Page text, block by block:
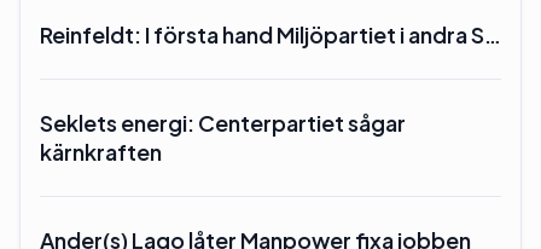
Reinfeldt: I första hand Miljöpartiet i andra S…
Seklets energi: Centerpartiet sågar
kärnkraften
Ander(s) Lago låter Manpower fixa jobben